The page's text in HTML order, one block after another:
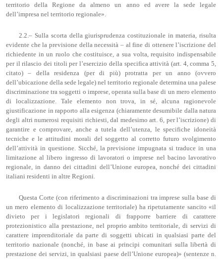
territorio della Regione da almeno un anno ed avere la sede legale
dell’impresa nel territorio regionale».
2.2.– Sulla scorta della giurisprudenza costituzionale in materia, risulta
evidente che la previsione della necessità – al fine di ottenere l’iscrizione del
richiedente in un ruolo che costituisce, a sua volta, requisito indispensabile
per il rilascio dei titoli per l’esercizio della specifica attività (art. 4, comma 5,
citato) – della residenza (per di più) protratta per un anno (ovvero
dell’ubicazione della sede legale) nel territorio regionale determina una palese
discriminazione tra soggetti o imprese, operata sulla base di un mero elemento
di localizzazione. Tale elemento non trova, in sé, alcuna ragionevole
giustificazione in rapporto alla esigenza (chiaramente desumibile dalla natura
degli altri numerosi requisiti richiesti, dal medesimo art. 6, per l’iscrizione) di
garantire e comprovare, anche a tutela dell’utenza, le specifiche idoneità
tecniche e le attitudini morali del soggetto al corretto futuro svolgimento
dell’attività in questione. Sicché, la previsione impugnata si traduce in una
limitazione al libero ingresso di lavoratori o imprese nel bacino lavorativo
regionale, in danno dei cittadini dell’Unione europea, nonché dei cittadini
italiani residenti in altre Regioni.
Questa Corte (con riferimento a discriminazioni tra imprese sulla base di
un mero elemento di localizzazione territoriale) ha ripetutamente sancito «il
divieto per i legislatori regionali di frapporre barriere di carattere
protezionistico alla prestazione, nel proprio ambito territoriale, di servizi di
carattere imprenditoriale da parte di soggetti ubicati in qualsiasi parte del
territorio nazionale (nonché, in base ai principi comunitari sulla libertà di
prestazione dei servizi, in qualsiasi paese dell’Unione europea)» (sentenze n.